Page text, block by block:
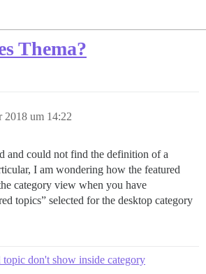
Thema?
2018 um 14:22
and could not find the definition of a
I am wondering how the featured
category view when you have
topics” selected for the desktop category
topic don't show inside category